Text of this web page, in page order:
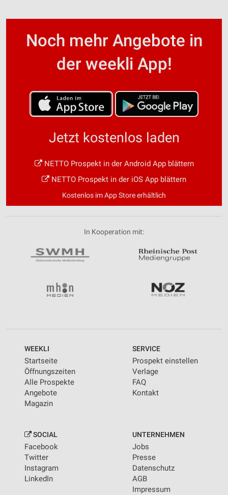
Noch mehr Angebote in
der weekli App!
Jetzt kostenlos laden
NETTO Prospekt in der Android App blättern
NETTO Prospekt in der iOS App blättern
Kostenlos im App Store erhältlich
In Kooperation mit:
WEEKLI
Startseite
Öffnungszeiten
Alle Prospekte
Angebote
Magazin
SERVICE
Prospekt einstellen
Verlage
FAQ
Kontakt
SOCIAL
Facebook
Twitter
Instagram
LinkedIn
UNTERNEHMEN
Jobs
Presse
Datenschutz
AGB
Impressum